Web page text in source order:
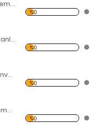
Şemsiyeli İnsanlar Temalı Kanvas Tablo
%0
Deniz, Kumsal ve İnsanlar Kanvas Tablo
%0
deniz ve iki Gemi Kanvas Tablo
%0
İskele ve martılar Temalı Kanvas Tablo
%0